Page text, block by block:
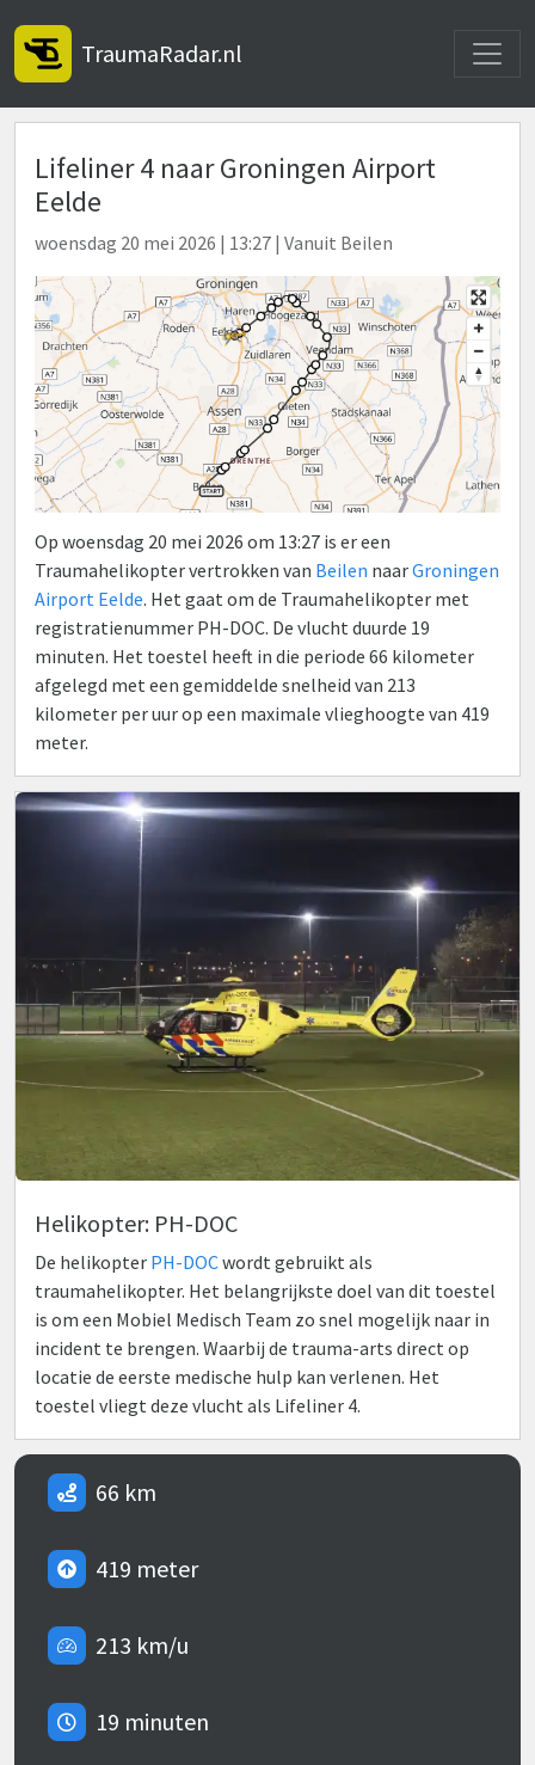
TraumaRadar.nl
Lifeliner 4 naar Groningen Airport
Eelde
woensdag 20 mei 2026 | 13:27 | Vanuit Beilen
Op woensdag 20 mei 2026 om 13:27 is er een
Traumahelikopter vertrokken van Beilen naarGroningen
Airport Eelde. Het gaat om de Traumahelikopter met
registratienummer PH-DOC. De vlucht duurde 19
minuten. Het toestel heeft in die periode 66 kilometer
afgelegd met een gemiddelde snelheid van 213
kilometer per uur op een maximale vlieghoogte van 419
meter.
Helikopter: PH-DOC
De helikopter PH-DOCwordt gebruikt als
traumahelikopter. Het belangrijkste doel van dit toestel
is om een Mobiel Medisch Team zo snel mogelijk naar in
incident te brengen. Waarbij de trauma-arts direct op
locatie de eerste medische hulp kan verlenen. Het
toestel vliegt deze vlucht als Lifeliner 4.
66 km
419 meter
213 km/u
19 minuten